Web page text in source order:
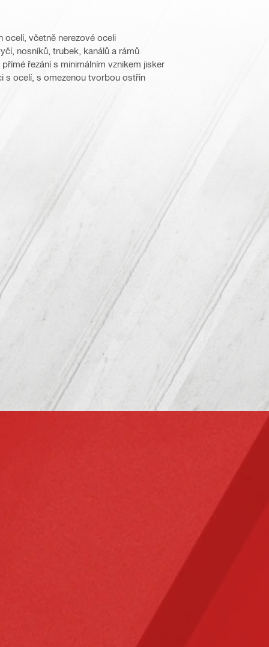
ocelí, včetně nerezové oceli
nosníků, trubek, kanálů a rámů
řezání s minimálním vznikem jisker
s ocelí, s omezenou tvorbou ostřin